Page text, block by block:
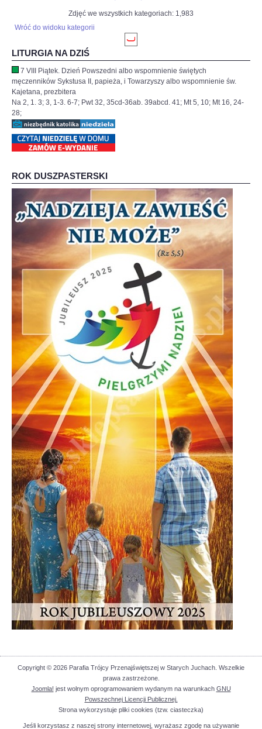
Zdjęć we wszystkich kategoriach: 1,983
Wróć do widoku kategorii
LITURGIA NA DZIŚ
7 VIII Piątek. Dzień Powszedni albo wspomnienie świętych
męczenników Sykstusa II, papieża, i Towarzyszy albo wspomnienie św.
Kajetana, prezbitera
Na 2, 1. 3; 3, 1-3. 6-7; Pwt 32, 35cd-36ab. 39abcd. 41; Mt 5, 10; Mt 16, 24-
28;
ROK DUSZPASTERSKI
Copyright © 2026 Parafia Trójcy Przenajświętszej w Starych Juchach. Wszelkie
prawa zastrzeżone.
Joomla! jest wolnym oprogramowaniem wydanym na warunkach GNU
Powszechnej Licencji Publicznej.
Strona wykorzystuje pliki cookies (tzw. ciasteczka)
Jeśli korzystasz z naszej strony internetowej, wyrażasz zgodę na używanie